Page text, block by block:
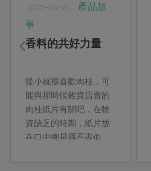
2015-06-25
產品故
事
香料的共好力量
從小就很喜歡肉桂，可
能與那時候雜貨店賣的
肉桂紙片有關吧，在物
資缺乏的時期，紙片放
在口中總是嚼不盡似
孩童時期的一道祕境，